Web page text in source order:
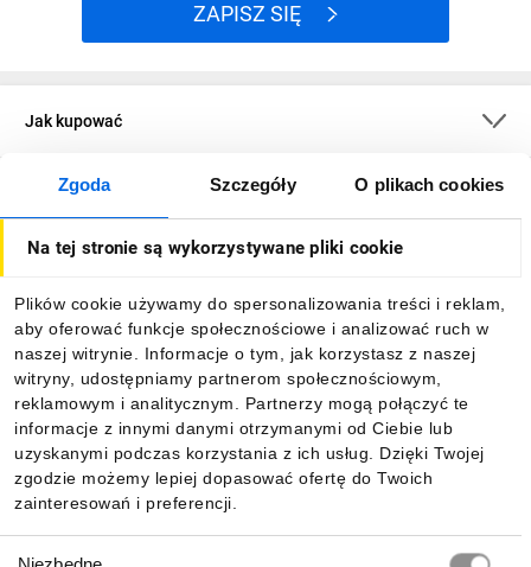
Zgoda Szczegóły O plikach cookies
Na tej stronie są wykorzystywane pliki cookie
Plików cookie używamy do spersonalizowania treści i reklam,
aby oferować funkcje społecznościowe i analizować ruch w
naszej witrynie. Informacje o tym, jak korzystasz z naszej
witryny, udostępniamy partnerom społecznościowym,
reklamowym i analitycznym. Partnerzy mogą połączyć te
informacje z innymi danymi otrzymanymi od Ciebie lub
uzyskanymi podczas korzystania z ich usług. Dzięki Twojej
zgodzie możemy lepiej dopasować ofertę do Twoich
zainteresowań i preferencji.
ZAPISZ SIĘ
Jak kupować
O firmie
Informacje
Pobierz naszą aplikację mobilną: